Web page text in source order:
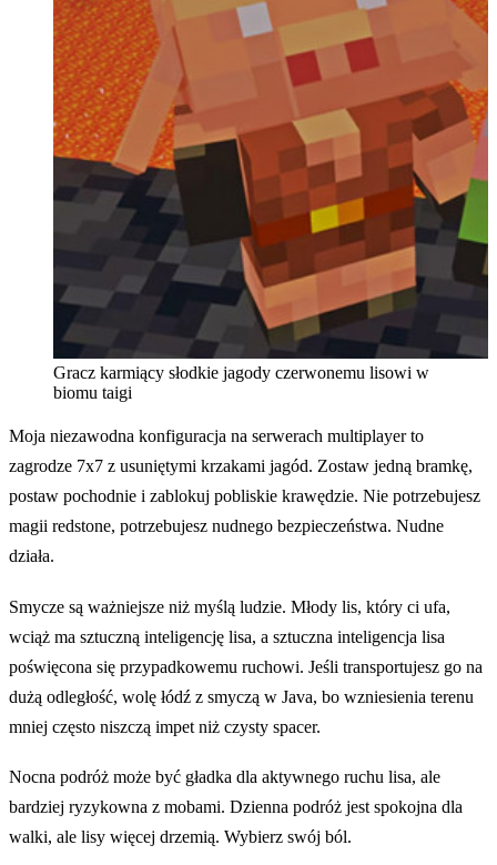
Gracz karmiący słodkie jagody czerwonemu lisowi w
biomu taigi
Moja niezawodna konfiguracja na serwerach multiplayer to
zagrodze 7x7 z usuniętymi krzakami jagód. Zostaw jedną bramkę,
postaw pochodnie i zablokuj pobliskie krawędzie. Nie potrzebujesz
magii redstone, potrzebujesz nudnego bezpieczeństwa. Nudne
działa.
Smycze są ważniejsze niż myślą ludzie. Młody lis, który ci ufa,
wciąż ma sztuczną inteligencję lisa, a sztuczna inteligencja lisa
poświęcona się przypadkowemu ruchowi. Jeśli transportujesz go na
dużą odległość, wolę łódź z smyczą w Java, bo wzniesienia terenu
mniej często niszczą impet niż czysty spacer.
Nocna podróż może być gładka dla aktywnego ruchu lisa, ale
bardziej ryzykowna z mobami. Dzienna podróż jest spokojna dla
walki, ale lisy więcej drzemią. Wybierz swój ból.